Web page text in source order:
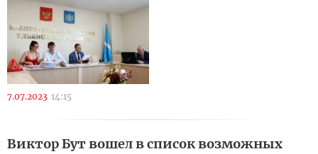
7.07.2023 14:15
Виктор Бут вошел в список возможных